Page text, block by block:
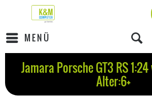
MENÜ
Jamara Porsche GT3 RS
Alter:6+